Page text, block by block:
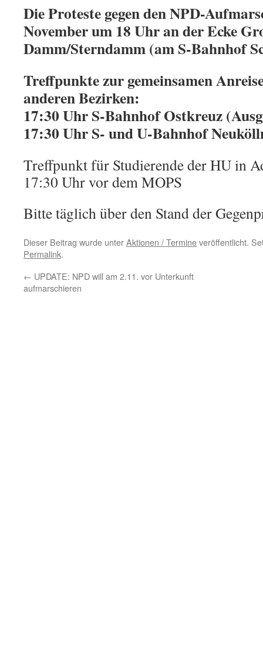
Die Proteste gegen den NPD-
November um 18 Uhr an der Ecke
Damm/Sterndamm (am S-Bahnhof
Treffpunkte zur gemeinsamen
anderen Bezirken:
17:30 Uhr S-Bahnhof Ostkreuz
17:30 Uhr S- und U-Bahnhof
Treffpunkt für Studierende der HU in
17:30 Uhr vor dem MOPS
Bitte täglich über den Stand der
Dieser Beitrag wurde unterAktionen / Termineveröffentlicht.
Permalink.
← UPDATE: NPD will am 2.11. vor Unterkunft
aufmarschieren